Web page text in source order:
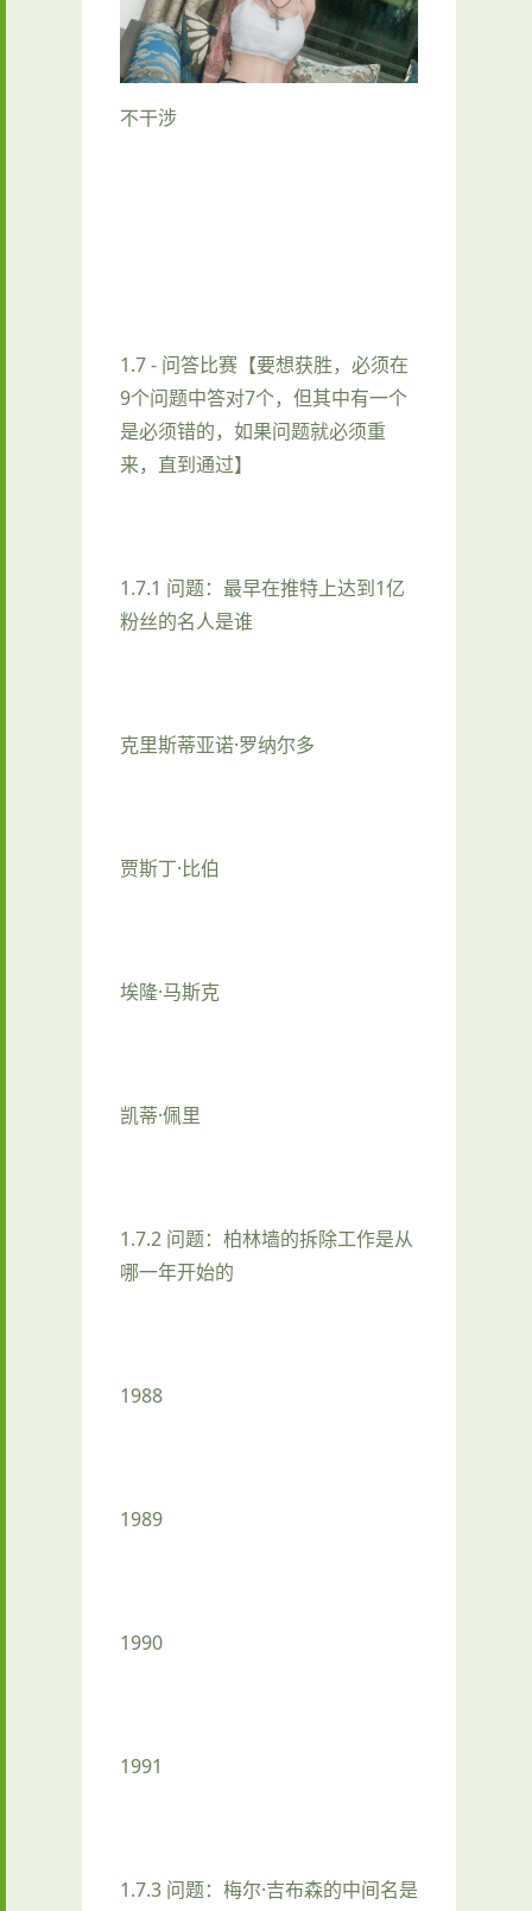
不干涉
1.7 - 问答比赛【要想获胜，必须在
9个问题中答对7个，但其中有一个
是必须错的，如果问题就必须重
来，直到通过】
1.7.1 问题：最早在推特上达到1亿
粉丝的名人是谁
克里斯蒂亚诺·罗纳尔多
贾斯丁·比伯
埃隆·马斯克
凯蒂·佩里
1.7.2 问题：柏林墙的拆除工作是从
哪一年开始的
1988
1989
1990
1991
1.7.3 问题：梅尔·吉布森的中间名是